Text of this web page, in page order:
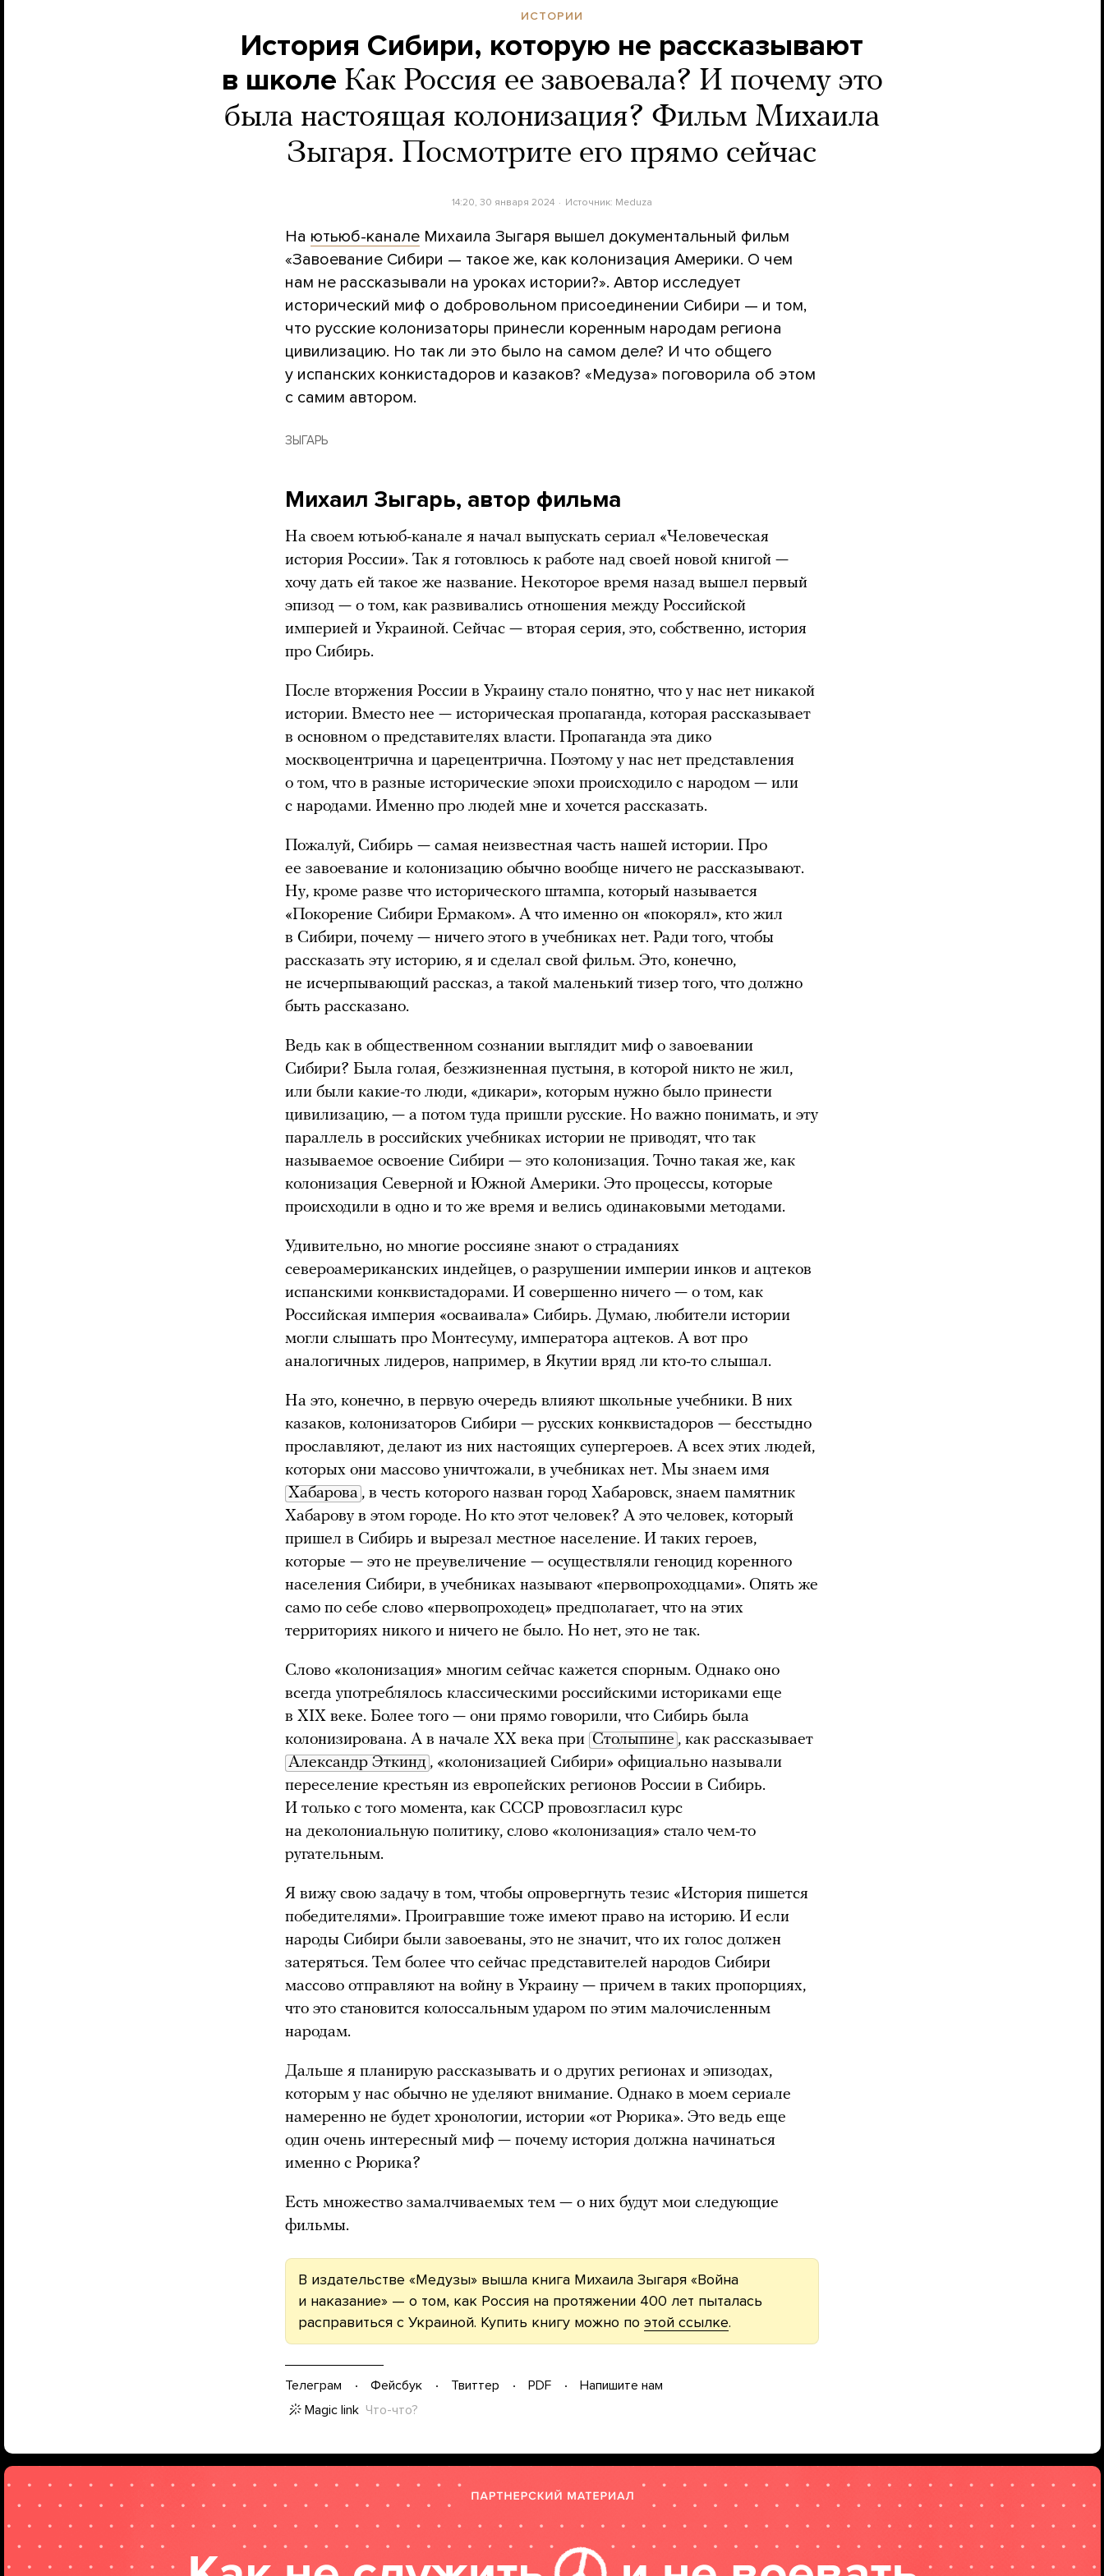
ИСТОРИИ
История Сибири, которую не рассказывают
в школе Как Россия ее завоевала? И почему это
была настоящая колонизация? Фильм Михаила
Зыгаря. Посмотрите его прямо сейчас
14:20, 30 января 2024 Источник: Meduza
На ютьюб-канале Михаила Зыгаря вышел документальный фильм
«Завоевание Сибири — такое же, как колонизация Америки. О чем
нам не рассказывали на уроках истории?». Автор исследует
исторический миф о добровольном присоединении Сибири — и том,
что русские колонизаторы принесли коренным народам региона
цивилизацию. Но так ли это было на самом деле? И что общего
у испанских конкистадоров и казаков? «Медуза» поговорила об этом
с самим автором.
ЗЫГАРЬ
Михаил Зыгарь, автор фильма
На своем ютьюб-канале я начал выпускать сериал «Человеческая
история России». Так я готовлюсь к работе над своей новой книгой —
хочу дать ей такое же название. Некоторое время назад вышел первый
эпизод — о том, как развивались отношения между Российской
империей и Украиной. Сейчас — вторая серия, это, собственно, история
про Сибирь.
После вторжения России в Украину стало понятно, что у нас нет никакой
истории. Вместо нее — историческая пропаганда, которая рассказывает
в основном о представителях власти. Пропаганда эта дико
москвоцентрична и царецентрична. Поэтому у нас нет представления
о том, что в разные исторические эпохи происходило с народом — или
с народами. Именно про людей мне и хочется рассказать.
Пожалуй, Сибирь — самая неизвестная часть нашей истории. Про
ее завоевание и колонизацию обычно вообще ничего не рассказывают.
Ну, кроме разве что исторического штампа, который называется
«Покорение Сибири Ермаком». А что именно он «покорял», кто жил
в Сибири, почему — ничего этого в учебниках нет. Ради того, чтобы
рассказать эту историю, я и сделал свой фильм. Это, конечно,
не исчерпывающий рассказ, а такой маленький тизер того, что должно
быть рассказано.
Ведь как в общественном сознании выглядит миф о завоевании
Сибири? Была голая, безжизненная пустыня, в которой никто не жил,
или были какие-то люди, «дикари», которым нужно было принести
цивилизацию, — а потом туда пришли русские. Но важно понимать, и эту
параллель в российских учебниках истории не приводят, что так
называемое освоение Сибири — это колонизация. Точно такая же, как
колонизация Северной и Южной Америки. Это процессы, которые
происходили в одно и то же время и велись одинаковыми методами.
Удивительно, но многие россияне знают о страданиях
североамериканских индейцев, о разрушении империи инков и ацтеков
испанскими конквистадорами. И совершенно ничего — о том, как
Российская империя «осваивала» Сибирь. Думаю, любители истории
могли слышать про Монтесуму, императора ацтеков. А вот про
аналогичных лидеров, например, в Якутии вряд ли кто-то слышал.
На это, конечно, в первую очередь влияют школьные учебники. В них
казаков, колонизаторов Сибири — русских конквистадоров — бесстыдно
прославляют, делают из них настоящих супергероев. А всех этих людей,
которых они массово уничтожали, в учебниках нет. Мы знаем имя
Хабарова , в честь которого назван город Хабаровск, знаем памятник
Хабарову в этом городе. Но кто этот человек? А это человек, который
пришел в Сибирь и вырезал местное население. И таких героев,
которые — это не преувеличение — осуществляли геноцид коренного
населения Сибири, в учебниках называют «первопроходцами». Опять же
само по себе слово «первопроходец» предполагает, что на этих
территориях никого и ничего не было. Но нет, это не так.
Слово «колонизация» многим сейчас кажется спорным. Однако оно
всегда употреблялось классическими российскими историками еще
в XIX веке. Более того — они прямо говорили, что Сибирь была
колонизирована. А в начале XX века при Столыпине , как рассказывает
Александр Эткинд , «колонизацией Сибири» официально называли
переселение крестьян из европейских регионов России в Сибирь.
И только с того момента, как СССР провозгласил курс
на деколониальную политику, слово «колонизация» стало чем-то
ругательным.
Я вижу свою задачу в том, чтобы опровергнуть тезис «История пишется
победителями». Проигравшие тоже имеют право на историю. И если
народы Сибири были завоеваны, это не значит, что их голос должен
затеряться. Тем более что сейчас представителей народов Сибири
массово отправляют на войну в Украину — причем в таких пропорциях,
что это становится колоссальным ударом по этим малочисленным
народам.
Дальше я планирую рассказывать и о других регионах и эпизодах,
которым у нас обычно не уделяют внимание. Однако в моем сериале
намеренно не будет хронологии, истории «от Рюрика». Это ведь еще
один очень интересный миф — почему история должна начинаться
именно с Рюрика?
Есть множество замалчиваемых тем — о них будут мои следующие
фильмы.
В издательстве «Медузы» вышла книга Михаила Зыгаря «Война
и наказание» — о том, как Россия на протяжении 400 лет пыталась
расправиться с Украиной. Купить книгу можно по этой ссылке.
Телеграм Фейсбук Твиттер PDF
Напишите нам
Magic link Что-что?